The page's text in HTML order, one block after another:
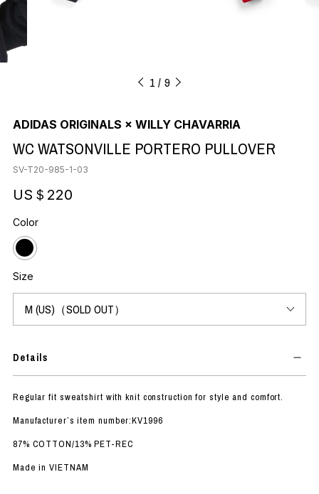
1 9
ADIDAS ORIGINALS × WILLY CHAVARRIA
WC WATSONVILLE PORTERO PULLOVER
SV-T20-985-1-03
US＄220
Color
Size
Details
Regular fit sweatshirt with knit construction for style and comfort.
Manufacturer’s item number:KV1996
87% COTTON/13% PET-REC
Made in VIETNAM